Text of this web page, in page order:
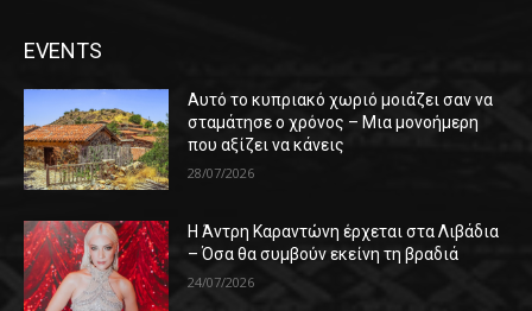
EVENTS
Αυτό το κυπριακό χωριό μοιάζει σαν να
σταμάτησε ο χρόνος – Μια μονοήμερη
που αξίζει να κάνεις
28/07/2026
Η Άντρη Καραντώνη έρχεται στα Λιβάδια
– Όσα θα συμβούν εκείνη τη βραδιά
24/07/2026